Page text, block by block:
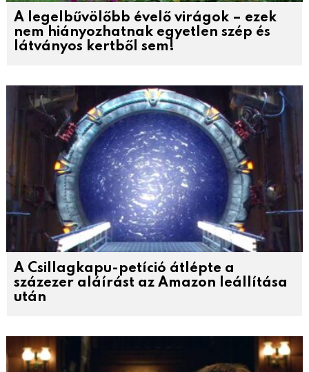
A legelbűvölőbb évelő virágok – ezek
nem hiányozhatnak egyetlen szép és
látványos kertből sem!
A Csillagkapu-petíció átlépte a
százezer aláírást az Amazon leállítása
után